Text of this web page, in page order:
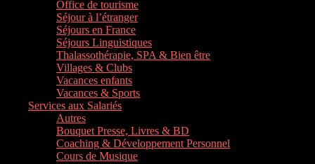
Office de tourisme
Séjour à l’étranger
Séjours en France
Séjours Linguistiques
Thalassothérapie, SPA & Bien être
Villages & Clubs
Vacances enfants
Vacances & Sports
Services aux Salariés
Autres
Bouquet Presse, Livres & BD
Coaching & Développement Personnel
Cours de Musique